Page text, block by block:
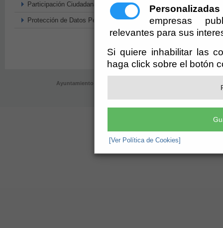
Personalizadas
empresas
relevantes para sus
Si quiere inhabilitar las
haga click sobre el botón
[Ver Política de Cookies]
Participación Ciudadana y Servicio de Atención
Protección de Datos Personales
Ayuntamiento de Velefique (CIF: P-0409700-B)